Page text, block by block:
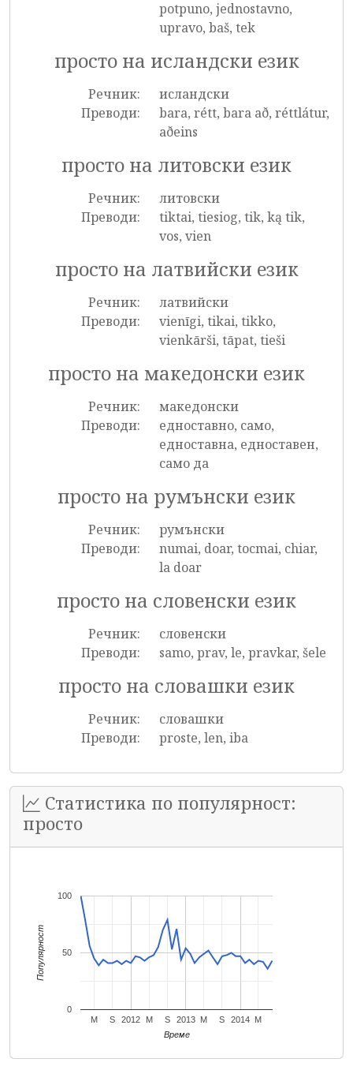
potpuno, jednostavno,
upravo, baš, tek
просто на исландски език
Речник:
исландски
Преводи:
bara, rétt, bara að, réttlátur,
aðeins
просто на литовски език
Речник:
литовски
Преводи:
tiktai, tiesiog, tik, ką tik,
vos, vien
просто на латвийски език
Речник:
латвийски
Преводи:
vienīgi, tikai, tikko,
vienkārši, tāpat, tieši
просто на македонски език
Речник:
македонски
Преводи:
едноставно, само,
едноставна, едноставен,
само да
просто на румънски език
Речник:
румънски
Преводи:
numai, doar, tocmai, chiar,
la doar
просто на словенски език
Речник:
словенски
Преводи:
samo, prav, le, pravkar, šele
просто на словашки език
Речник:
словашки
Преводи:
proste, len, iba
Статистика по популярност:
просто
2012 2013 2014
M S M S M S M
0
50
100
Време
Популярност